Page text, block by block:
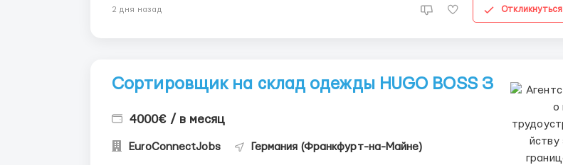
2 дня назад Откликнуться
Сортировщик на склад одежды HUGO BOSS З
4000€ / в месяц
EuroConnectJobs Германия (Франкфурт-на-Майне)